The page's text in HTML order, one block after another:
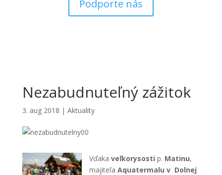
Podporte nás
Nezabudnuteľný zážitok
3. aug 2018 | Aktuality
Vďaka veľkorysosti p. Matinu,
majiteľa Aquatermalu v Dolnej